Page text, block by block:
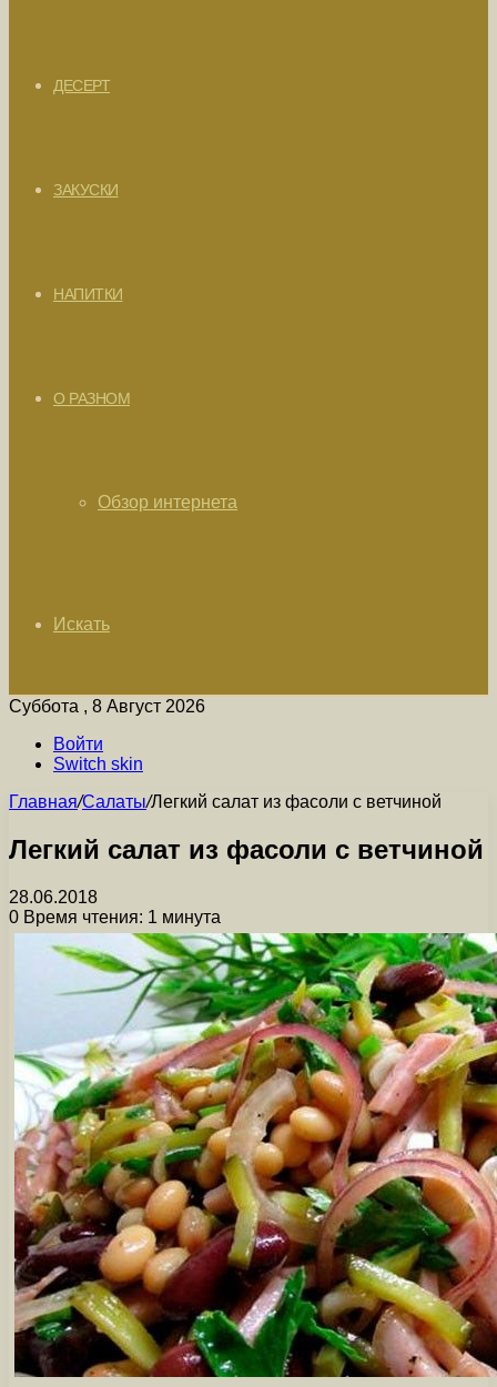
ДЕСЕРТ
ЗАКУСКИ
НАПИТКИ
О РАЗНОМ
Обзор интернета
Искать
Суббота , 8 Август 2026
Войти
Switch skin
Главная/Салаты/Легкий салат из фасоли с ветчиной
Легкий салат из фасоли с ветчиной
28.06.2018
0 Время чтения: 1 минута